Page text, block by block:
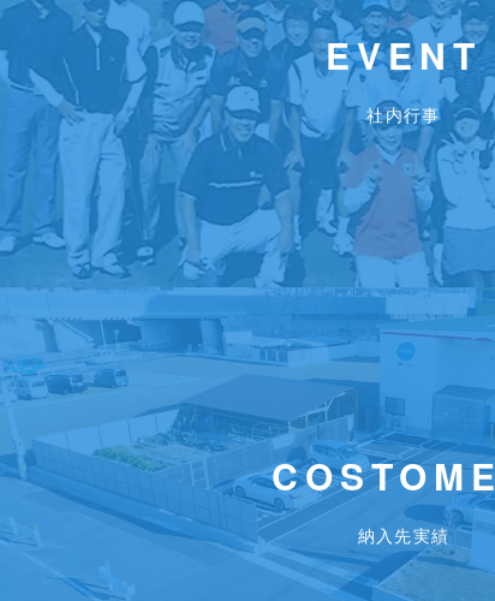
EVENT
社内行事
納入先実績